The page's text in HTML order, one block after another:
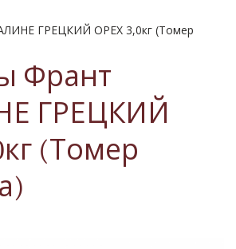
ГРЕЦКИЙ ОРЕХ 3,0кг (Томер
Франт
ГРЕЦКИЙ
(Томер